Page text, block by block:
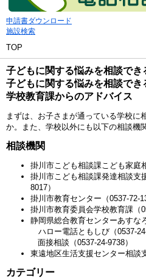
申請書ダウンロード
施設検索
TOP
子どもに関する悩みを相談でき
子どもに関する悩みを相談でき
学校教育課からのアドバイス
まずは、お子さまが通っている学校に
か。また、学校以外にも以下の相談機
相談機関
掛川市こども相談課こども家庭
掛川市こども相談課発達相談支
8017）
掛川市教育センター （0537-72-
掛川市教育委員会学校教育課 （
静岡県総合教育センターあすな
ハロー電話ともしび（0537-24-
面接相談（0537-24-9738）
東遠地区生活支援センター相談
カテゴリー